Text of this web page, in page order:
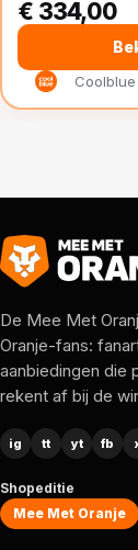
€ 334,00
Coolblue
De Mee Met
Oranje-fans:
aanbiedingen die
rekent af bij de
ig tt yt fb
Shopeditie
Mee Met Oranje